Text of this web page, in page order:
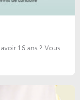
16 ans ? Vous